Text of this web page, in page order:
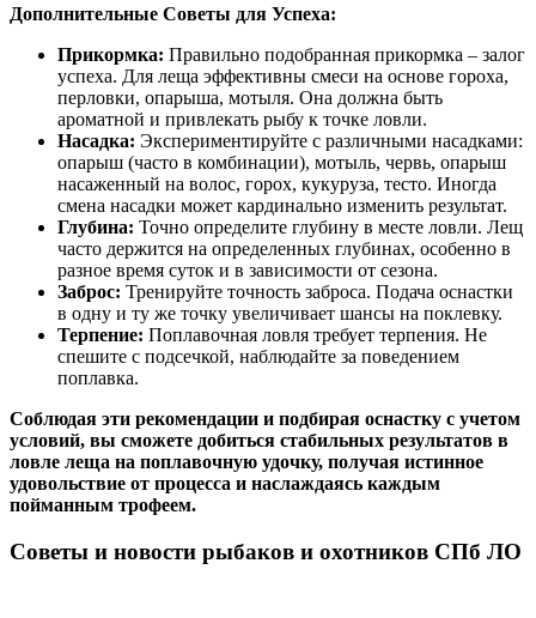
Дополнительные Советы для Успеха:
Прикормка: Правильно подобранная прикормка – залог
успеха. Для леща эффективны смеси на основе гороха,
перловки, опарыша, мотыля. Она должна быть
ароматной и привлекать рыбу к точке ловли.
Насадка: Экспериментируйте с различными насадками:
опарыш (часто в комбинации), мотыль, червь, опарыш
насаженный на волос, горох, кукуруза, тесто. Иногда
смена насадки может кардинально изменить результат.
Глубина: Точно определите глубину в месте ловли. Лещ
часто держится на определенных глубинах, особенно в
разное время суток и в зависимости от сезона.
Заброс: Тренируйте точность заброса. Подача оснастки
в одну и ту же точку увеличивает шансы на поклевку.
Терпение: Поплавочная ловля требует терпения. Не
спешите с подсечкой, наблюдайте за поведением
поплавка.
Соблюдая эти рекомендации и подбирая оснастку с учетом
условий, вы сможете добиться стабильных результатов в
ловле леща на поплавочную удочку, получая истинное
удовольствие от процесса и наслаждаясь каждым
пойманным трофеем.
Советы и новости рыбаков и охотников СПб ЛО